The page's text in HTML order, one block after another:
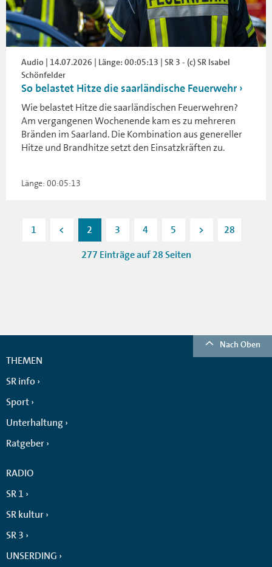
Audio | 14.07.2026 | Länge: 00:05:13 | SR 3 - (c) SR Isabel
Schönfelder
So belastet Hitze die saarländische Feuerwehr
Wie belastet Hitze die saarländischen Feuerwehren?
Am vergangenen Wochenende kam es zu mehreren
Bränden im Saarland. Die Kombination aus genereller
Hitze und Brandhitze setzt den Einsatzkräften zu.
Länge: 00:05:13
1 < 2 3 4 5 > 28
277 Einträge auf 28 Seiten
Nach Oben
THEMEN
SR info
Sport
Unterhaltung
Ratgeber
RADIO
SR 1
SR kultur
SR 3
UNSERDING